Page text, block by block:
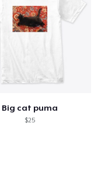
Big cat puma
$25